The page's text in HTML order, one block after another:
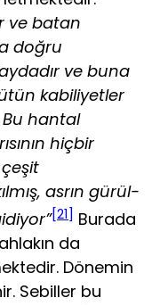
ve batan
doğru
ve buna
kabiliyetler
hantal
hiçbir
çeşit
asrın gürül­
[21] Burada
da
Dönemin
Sebiller bu